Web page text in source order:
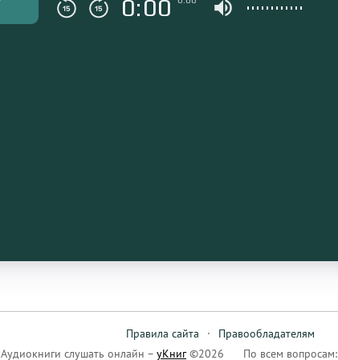
0:00
Правила сайта ·
Правообладателям
Аудиокниги слушать онлайн – уКниг©2026 По всем вопросам: